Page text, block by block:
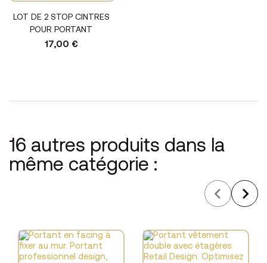
LOT DE 2 STOP CINTRES
POUR PORTANT
17,00 €
16 autres produits dans la
même catégorie :